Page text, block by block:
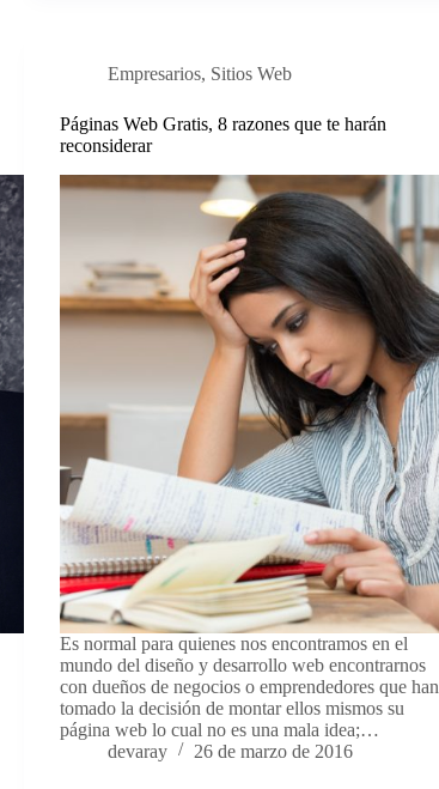
Empresarios, Sitios Web
Páginas Web Gratis, 8 razones que te harán
reconsiderar
Es normal para quienes nos encontramos en el
mundo del diseño y desarrollo web encontrarnos
con dueños de negocios o emprendedores que han
tomado la decisión de montar ellos mismos su
página web lo cual no es una mala idea;…
devaray
26 de marzo de 2016